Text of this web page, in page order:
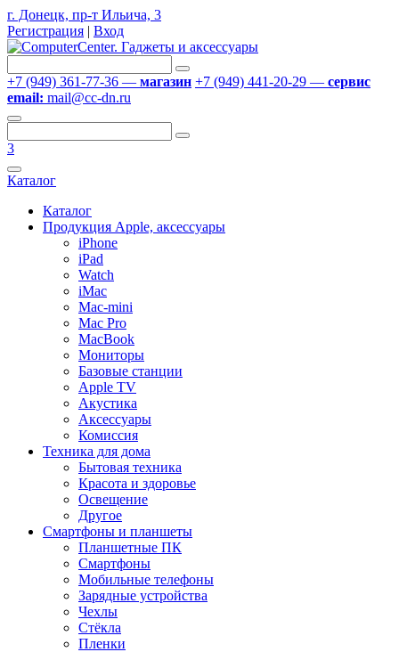
г. Донецк, пр-т Ильича, 3
Регистрация | Вход
+7 (949) 361-77-36 — магазин +7 (949) 441-20-29 — сервис
email: mail@cc-dn.ru
3
Каталог
Каталог
Продукция Apple, аксессуары
iPhone
iPad
Watch
iMac
Mac-mini
Mac Pro
MacBook
Мониторы
Базовые станции
Apple TV
Акустика
Аксессуары
Комиссия
Техника для дома
Бытовая техника
Красота и здоровье
Освещение
Другое
Смартфоны и планшеты
Планшетные ПК
Смартфоны
Мобильные телефоны
Зарядные устройства
Чехлы
Стёкла
Пленки